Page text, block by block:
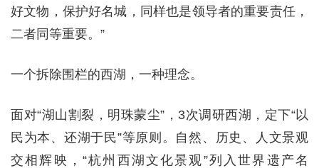
好文物，保护好名城，同样也是领导者的重要责任，
二者同等重要。”
一个拆除围栏的西湖，一种理念。
面对“湖山割裂，明珠蒙尘”，3次调研西湖，定下“以
民为本、还湖于民”等原则。自然、历史、人文景观
交相辉映，“杭州西湖文化景观”列入世界遗产名